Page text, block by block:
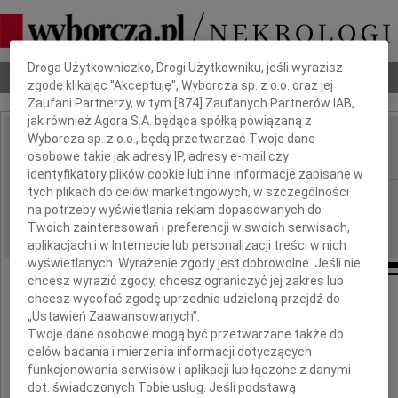
Nekrologi Odeszli Poradnik pogrzebowy
IMIĘ I NAZWISKO: Jerzy Lelek
REGION: Kraków
DATA EMISJI: 15.07.2011
W dniu 11 lipca 2011 roku, w wieku 59 lat,
odszedł od nas nagle
Dbamy o Twoją prywatność
Droga Użytkowniczko, Drogi Użytkowniku, jeśli wyrazisz
zgodę klikając "Akceptuję", Wyborcza sp. z o.o. oraz jej
Zaufani Partnerzy, w tym [874 ] Zaufanych Partnerów IAB,
jak również Agora S.A. będąca spółką powiązaną z
Wyborcza sp. z o.o., będą przetwarzać Twoje dane
osobowe takie jak adresy IP, adresy e-mail czy
identyfikatory plików cookie lub inne informacje zapisane w
tych plikach do celów marketingowych, w szczególności
na potrzeby wyświetlania reklam dopasowanych do
Twoich zainteresowań i preferencji w swoich serwisach,
aplikacjach i w Internecie lub personalizacji treści w nich
wyświetlanych. Wyrażenie zgody jest dobrowolne. Jeśli nie
chcesz wyrazić zgody, chcesz ograniczyć jej zakres lub
chcesz wycofać zgodę uprzednio udzieloną przejdź do
„Ustawień Zaawansowanych”.
Twoje dane osobowe mogą być przetwarzane także do
celów badania i mierzenia informacji dotyczących
funkcjonowania serwisów i aplikacji lub łączone z danymi
dot. świadczonych Tobie usług. Jeśli podstawą